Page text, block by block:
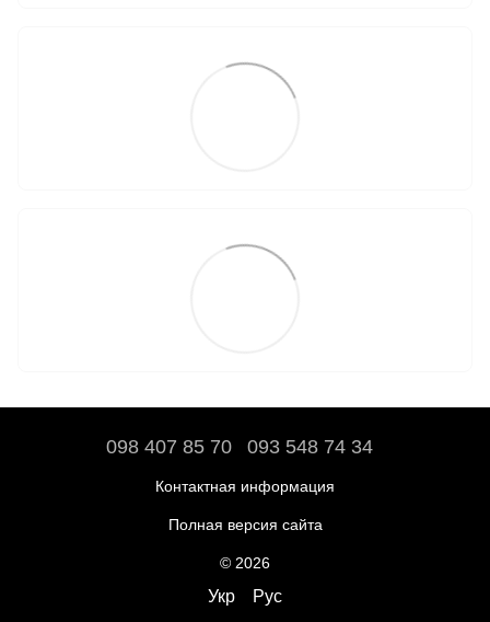
098 407 85 70 093 548 74 34
Контактная информация
Полная версия сайта
© 2026
Укр Рус